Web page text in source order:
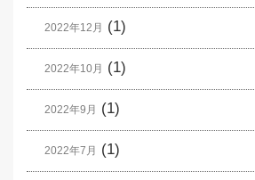
2022年12月 (1)
2022年10月 (1)
2022年9月 (1)
2022年7月 (1)